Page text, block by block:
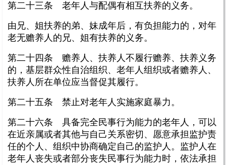
第二十三条 老年人与配偶有相互扶养的义务。
由兄、姐扶养的弟、妹成年后，有负担能力的，对年
老无赡养人的兄、姐有扶养的义务。
第二十四条 赡养人、扶养人不履行赡养、扶养义务
的，基层群众性自治组织、老年人组织或者赡养人、
扶养人所在单位应当督促其履行。
第二十五条 禁止对老年人实施家庭暴力。
第二十六条 具备完全民事行为能力的老年人，可以
在近亲属或者其他与自己关系密切、愿意承担监护责
任的个人、组织中协商确定自己的监护人。监护人在
老年人丧失或者部分丧失民事行为能力时，依法承担